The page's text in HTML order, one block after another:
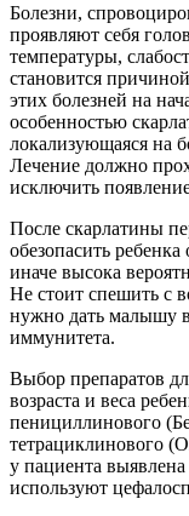
Болезни,
проявляют себя
температуры,
становится
этих болезней на
особенностью
локализующаяся на
Лечение должно
исключить
После скарлатины
обезопасить
иначе высока
Не стоит спешить с
нужно дать малышу
иммунитета.
Выбор препаратов
возраста и веса
пенициллинового
тетрациклинового
у пациента
используют